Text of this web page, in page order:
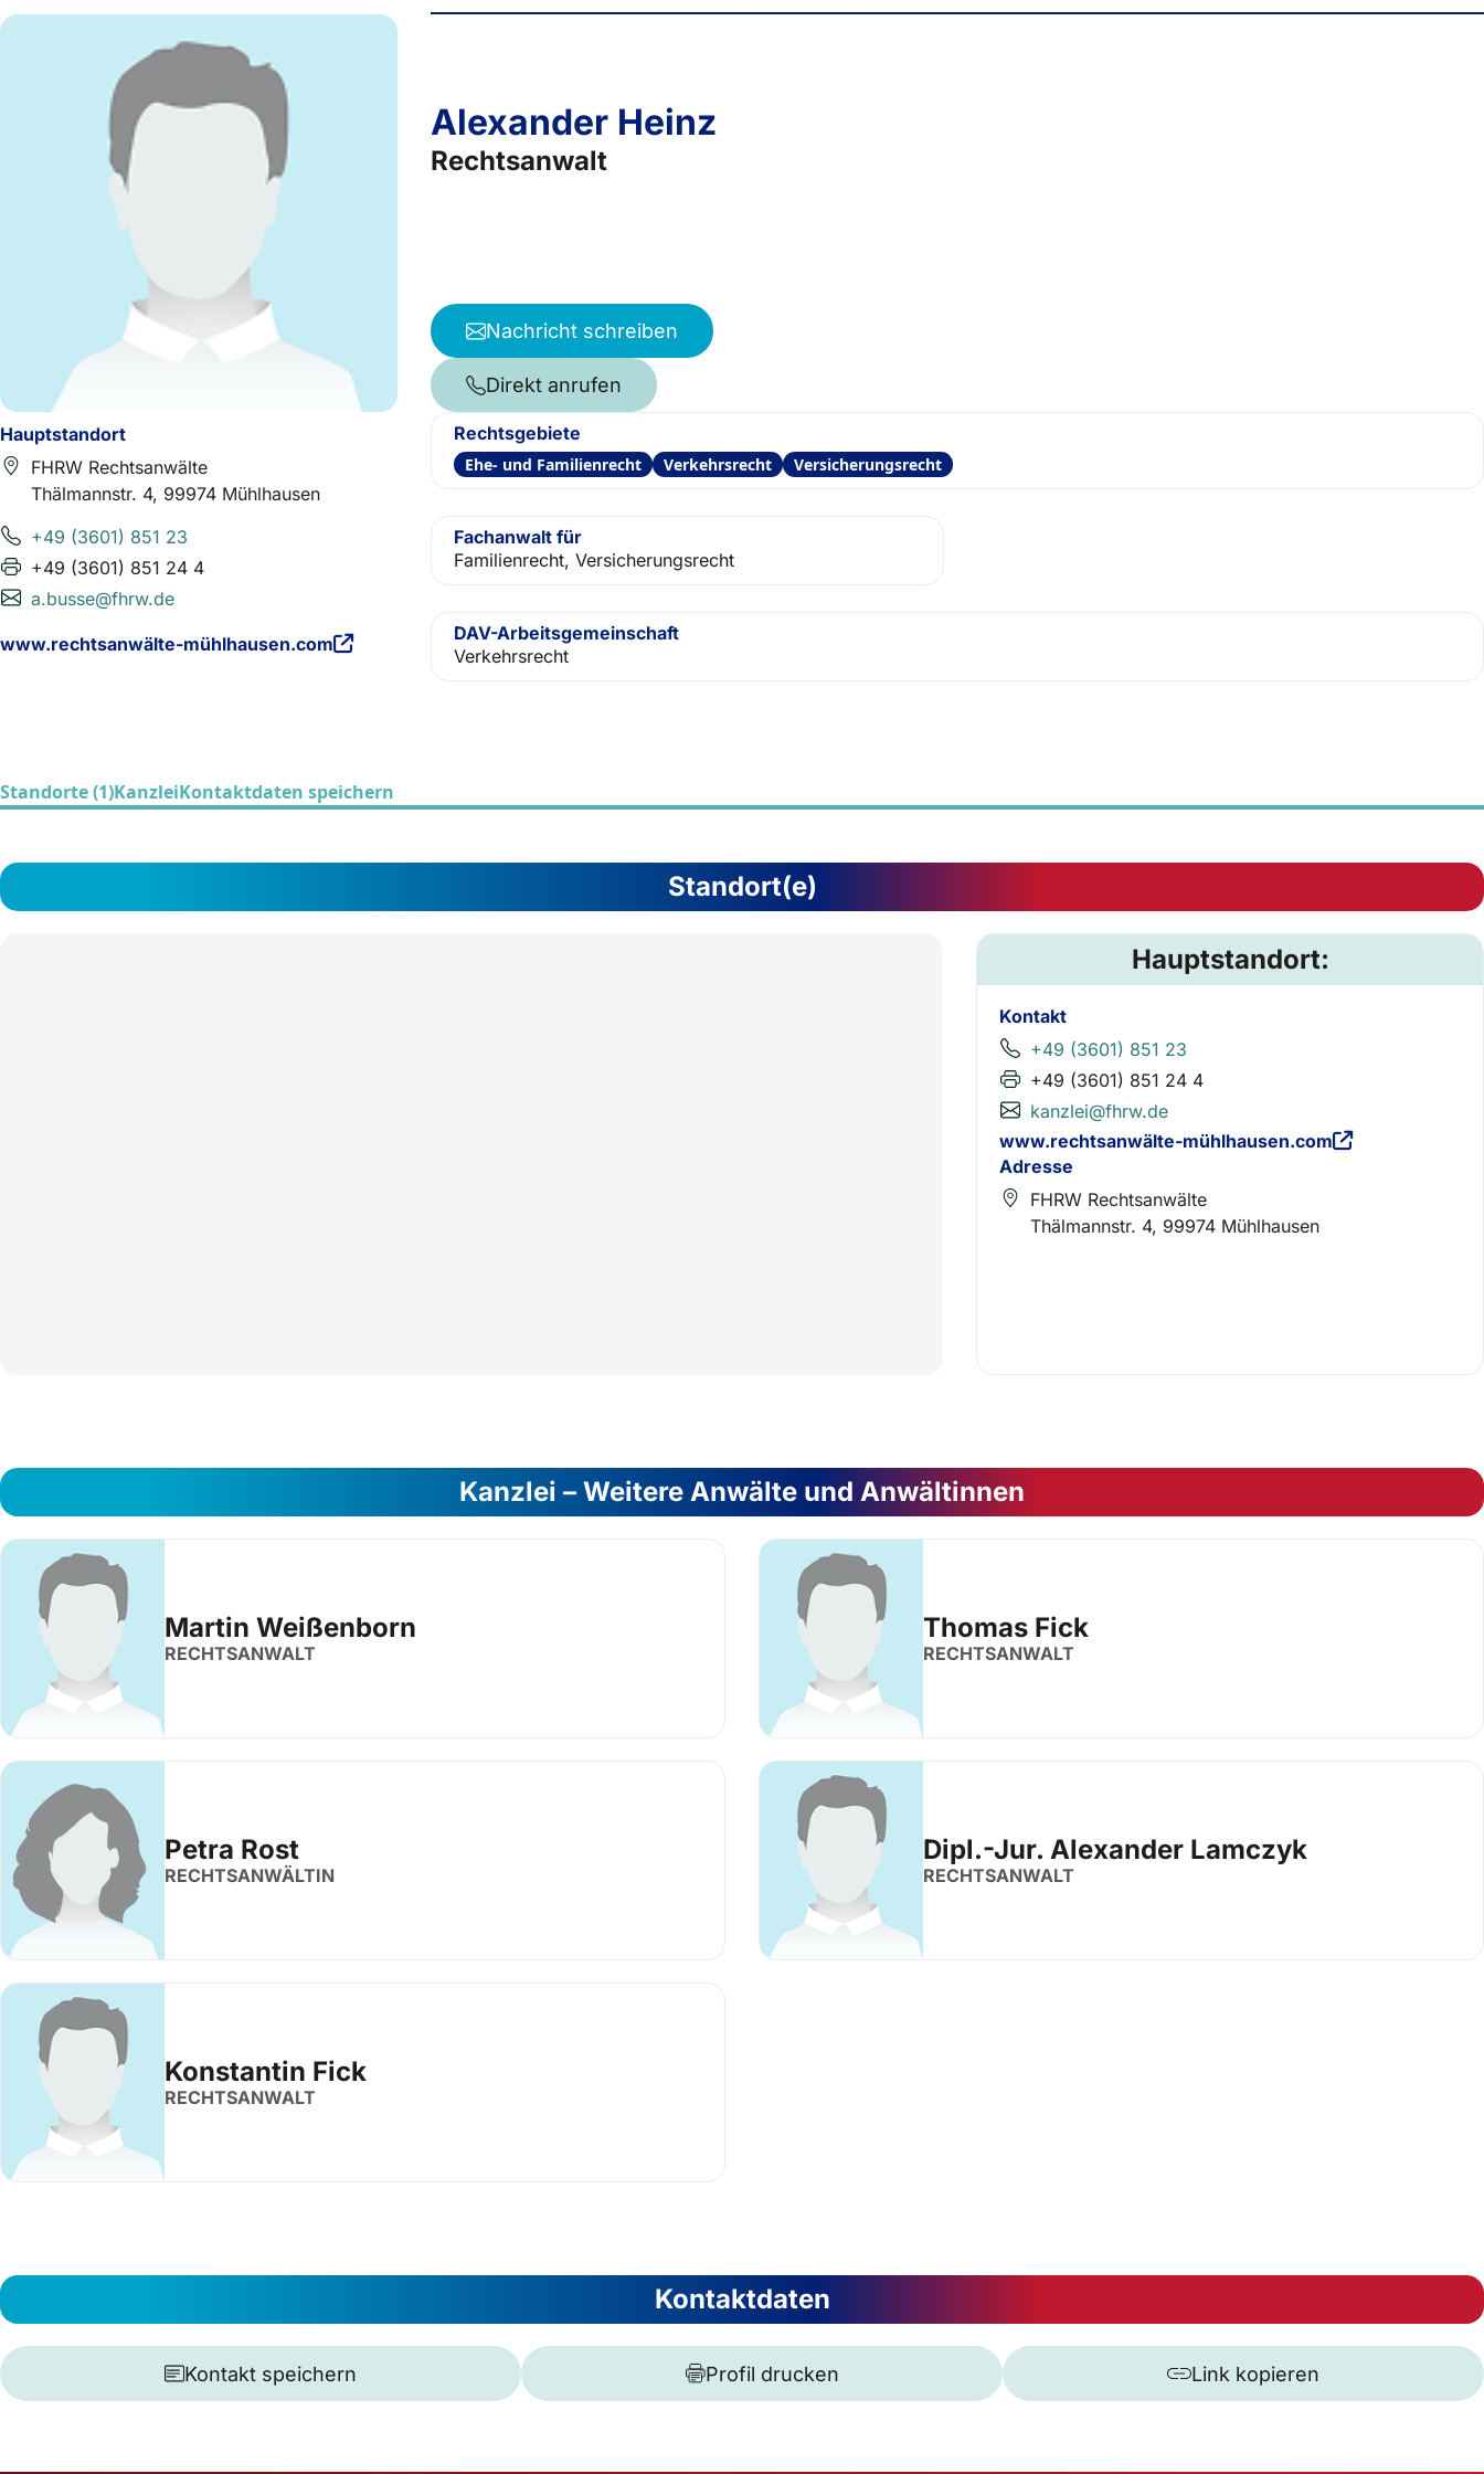
Hauptstandort
FHRW Rechtsanwälte
Thälmannstr. 4, 99974 Mühlhausen
+49 (3601) 851 23
+49 (3601) 851 24 4
a.busse@fhrw.de
www.rechtsanwälte-mühlhausen.com
Alexander Heinz
Rechtsanwalt
Nachricht schreiben
Direkt anrufen
Rechtsgebiete
Ehe- und Familienrecht Verkehrsrecht Versicherungsrecht
Fachanwalt für
Familienrecht, Versicherungsrecht
DAV-Arbeitsgemeinschaft
Verkehrsrecht
Standorte (1)KanzleiKontaktdaten speichern
Standort(e)
Hauptstandort:
Kontakt
+49 (3601) 851 23
+49 (3601) 851 24 4
kanzlei@fhrw.de
www.rechtsanwälte-mühlhausen.com
Adresse
FHRW Rechtsanwälte
Thälmannstr. 4, 99974 Mühlhausen
Kanzlei – Weitere Anwälte und Anwältinnen
Martin Weißenborn
RECHTSANWALT
Thomas Fick
RECHTSANWALT
Petra Rost
RECHTSANWÄLTIN
Dipl.-Jur. Alexander Lamczyk
RECHTSANWALT
Konstantin Fick
RECHTSANWALT
Kontaktdaten
Kontakt speichern Profil drucken Link kopieren